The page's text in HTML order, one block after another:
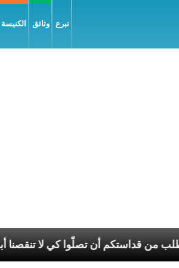
وثائق تبرع
الشبيبة للبابا: نطلب من قداستكم أن